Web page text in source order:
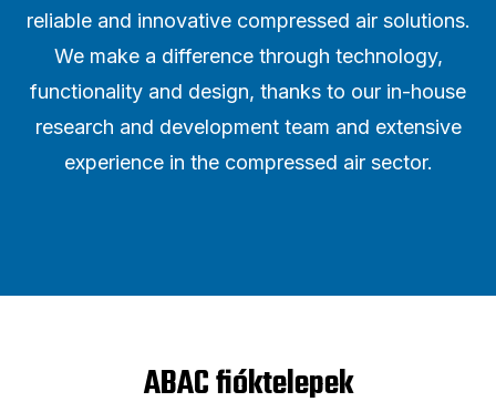
reliable and innovative compressed air solutions.
We make a difference through technology,
functionality and design, thanks to our in-house
research and development team and extensive
experience in the compressed air sector.
ABAC fióktelepek